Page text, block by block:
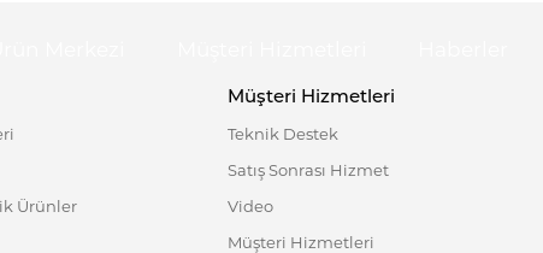
Ürünler
Müşteri Hizmetleri
Teknik Destek
Satış Sonrası Hizmet
Video
Müşteri Hizmetleri